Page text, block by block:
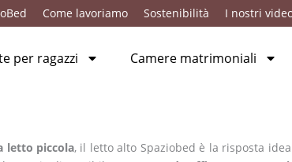
Come lavoriamo Sostenibilità I nostri
per ragazzi Camere matrimoniali
letto piccola, il letto alto Spaziobed è la risposta